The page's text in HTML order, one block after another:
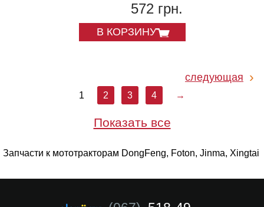
572 грн.
В КОРЗИНУ
следующая
1 2 3 4 →
Показать все
Запчасти к мототракторам DongFeng, Foton, Jinma, Xingtai